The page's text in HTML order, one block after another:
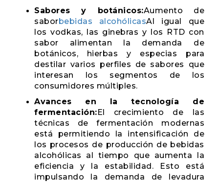
Sabores y botánicos:Aumento de
saborbebidas alcohólicasAl igual que
los vodkas, las ginebras y los RTD con
sabor alimentan la demanda de
botánicos, hierbas y especias para
destilar varios perfiles de sabores que
interesan los segmentos de los
consumidores múltiples.
Avances en la tecnología de
fermentación:El crecimiento de las
técnicas de fermentación modernas
está permitiendo la intensificación de
los procesos de producción de bebidas
alcohólicas al tiempo que aumenta la
eficiencia y la estabilidad. Esto está
impulsando la demanda de levadura